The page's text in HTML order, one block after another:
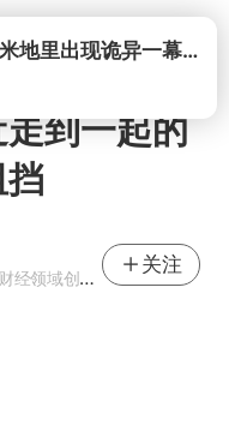
打开西平命案8天未破，玉米地里出现诡异一幕，我突然想起了欧金中
到一起的
挡
经领域创作者
关注